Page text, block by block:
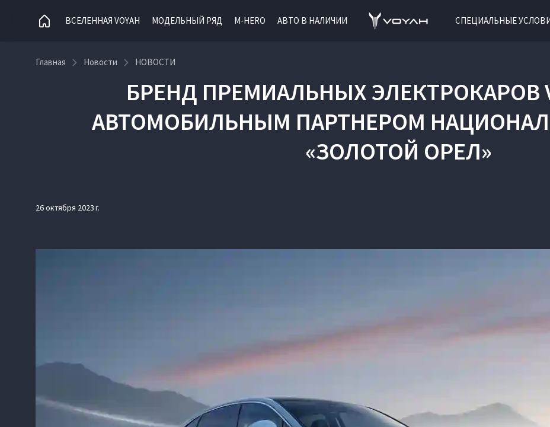
ВСЕЛЕННАЯ VOYAH МОДЕЛЬНЫЙ РЯД M-HERO АВТО В НАЛИЧИИ СПЕЦИАЛЬНЫЕ
Главная Новости НОВОСТИ
БРЕНД ПРЕМИАЛЬНЫХ ЭЛЕКТРОКАРОВ
АВТОМОБИЛЬНЫМ ПАРТНЕРОМ
«ЗОЛОТОЙ ОРЕЛ»
26 октября 2023 г.